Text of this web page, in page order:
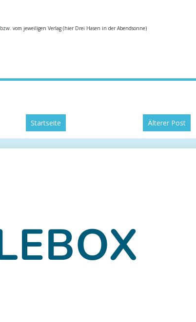
bzw. vom jeweiligen Verlag (hier Drei Hasen in der Abendsonne)
Älterer Post
Startseite